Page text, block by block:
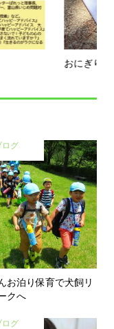
ログ
お泊り保育で犬飼リ
クへ
ログ